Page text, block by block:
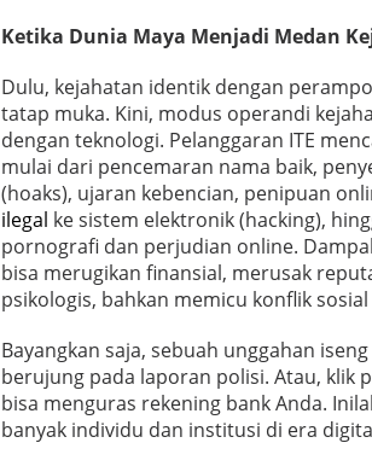
n
E
d
i
E
a
D
i
g
i
t
l
Ketika Dunia Maya Menjadi Medan
Dulu, kejahatan identik dengan
tatap muka. Kini, modus operandi
dengan teknologi. Pelanggaran ITE
mulai dari pencemaran nama baik,
(hoaks), ujaran kebencian, penipuan
ilegal ke sistem elektronik (hacking),
pornografi dan perjudian online.
bisa merugikan finansial, merusak
psikologis, bahkan memicu konflik
Bayangkan saja, sebuah unggahan
berujung pada laporan polisi. Atau, klik
bisa menguras rekening bank Anda.
banyak individu dan institusi di era